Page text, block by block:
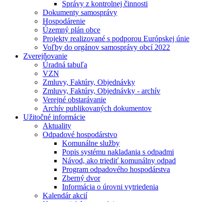
Správy z kontrolnej činnosti
Dokumenty samosprávy
Hospodárenie
Územný plán obce
Projekty realizované s podporou Európskej únie
Voľby do orgánov samosprávy obcí 2022
Zverejňovanie
Úradná tabuľa
VZN
Zmluvy, Faktúry, Objednávky
Zmluvy, Faktúry, Objednávky - archív
Verejné obstarávanie
Archív publikovaných dokumentov
Užitočné informácie
Aktuality
Odpadové hospodárstvo
Komunálne služby
Popis systému nakladania s odpadmi
Návod, ako triediť komunálny odpad
Program odpadového hospodárstva
Zberný dvor
Informácia o úrovni vytriedenia
Kalendár akcií